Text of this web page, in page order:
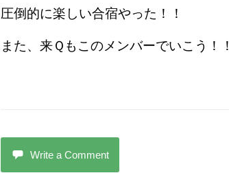
圧倒的に楽しい合宿やった！！
また、来Ｑもこのメンバーでいこう！！
Write a Comment